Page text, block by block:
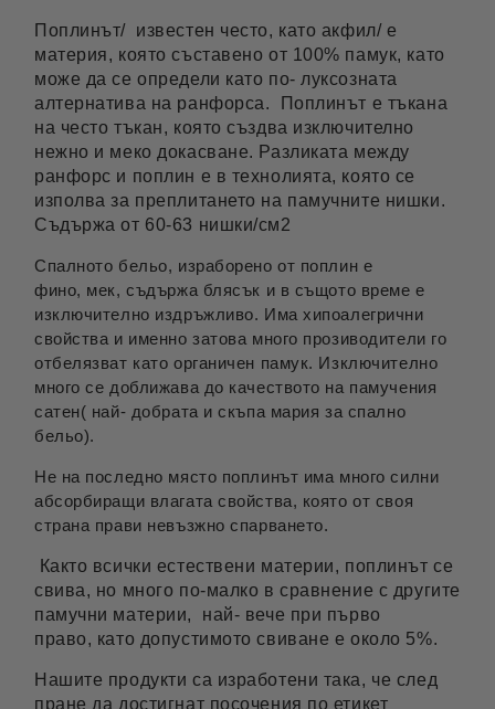
Поплинът/ известен често, като акфил/ е
материя, която съставено от 100% памук, като
може да се определи като по- луксозната
алтернатива на ранфорса. Поплинът е тъкана
на често тъкан, която създва изключително
нежно и меко докасване. Разликата между
ранфорс и поплин е в технолията, която се
изполва за преплитането на памучните нишки.
Съдържа от 60-63 нишки/см2
Спалното бельо, израборено от поплин е
фино, мек, съдържа блясък и в същото време е
изключително издръжливо. Има хипоалегрични
свойства и именно затова много прозиводители го
отбелязват като органичен памук. Изключително
много се доближава до качеството на памучения
сатен( най- добрата и скъпа мария за спално
бельо).
Не на последно място поплинът има много силни
абсорбиращи влагата свойства, която от своя
страна прави невъзжно спарването.
Както всички естествени материи, поплинът се
свива, но много по-малко в сравнение с другите
памучни материи, най- вече при първо
право, като допустимото свиване е около 5%.
Нашите продукти са изработени така, че след
пране да достигнат посочения по етикет